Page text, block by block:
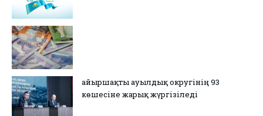
Қайыршақты ауылдық округінің 93
көшесіне жарық жүргізіледі